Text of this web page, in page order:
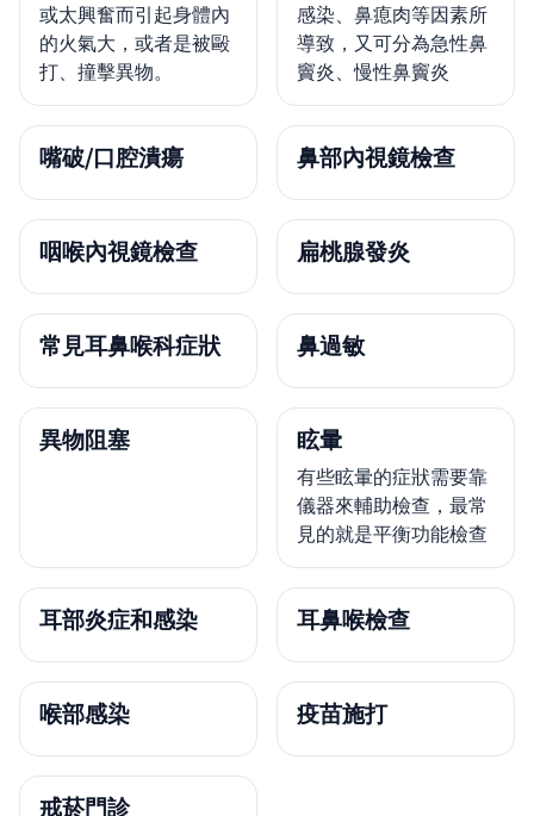
或太興奮而引起身體內
的火氣大，或者是被毆
打、撞擊異物。
感染、鼻瘜肉等因素所
導致，又可分為急性鼻
竇炎、慢性鼻竇炎
嘴破/口腔潰瘍 鼻部內視鏡檢查
咽喉內視鏡檢查 扁桃腺發炎
常見耳鼻喉科症狀 鼻過敏
異物阻塞 眩暈
有些眩暈的症狀需要靠
儀器來輔助檢查，最常
見的就是平衡功能檢查
耳部炎症和感染 耳鼻喉檢查
喉部感染 疫苗施打
戒菸門診